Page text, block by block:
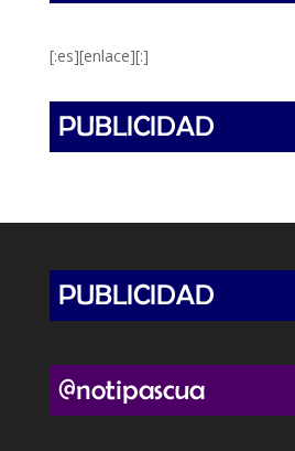
[:es][enlace][:]